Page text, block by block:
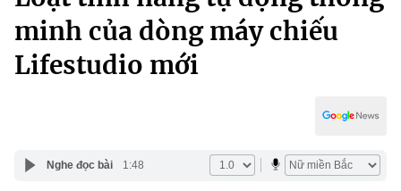
Chính trị
Xã hội
Y tế
Truyền hình
Văn hóa - Giải trí
Y tế
minh của dòng máy chiếu
Lifestudio mới
Nghe đọc bài 1:48